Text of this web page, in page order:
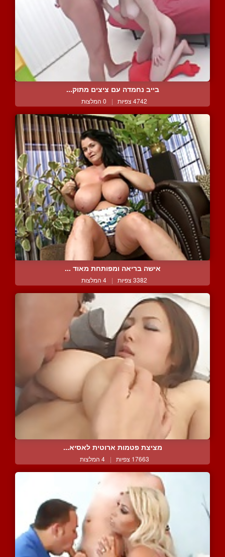
בייב נחמדה עם ציצים מתוק...
4742 צפיות | 0 המלצות
אישה בריאה ומפותחת מאוד ...
3382 צפיות | 4 המלצות
מציצת פטמות ארוטית לאסיא...
17663 צפיות | 4 המלצות